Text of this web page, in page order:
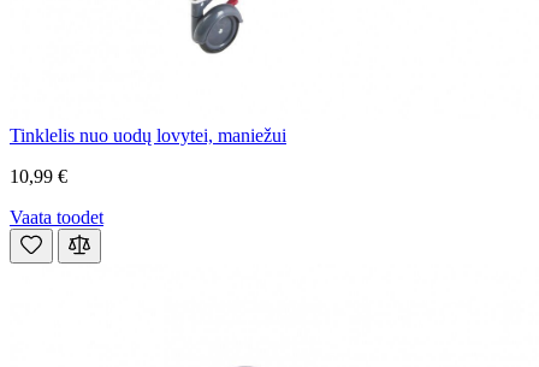
Tinklelis nuo uodų lovytei, maniežui
10,99 €
Vaata toodet